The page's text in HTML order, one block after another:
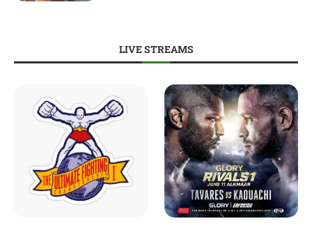
LIVE STREAMS